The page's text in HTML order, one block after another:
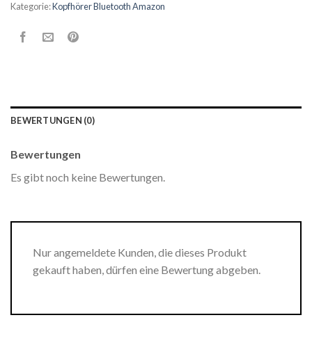
Kategorie:Kopfhörer Bluetooth Amazon
BEWERTUNGEN (0)
Bewertungen
Es gibt noch keine Bewertungen.
Nur angemeldete Kunden, die dieses Produkt
gekauft haben, dürfen eine Bewertung abgeben.